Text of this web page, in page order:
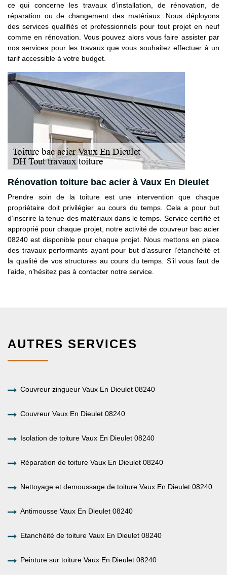
ce qui concerne les travaux d’installation, de rénovation, de
réparation ou de changement des matériaux. Nous déployons
des services qualifiés et professionnels pour tout projet en neuf
comme en rénovation. Vous pouvez alors vous faire assister par
nos services pour les travaux que vous souhaitez effectuer à un
tarif accessible à votre budget.
Rénovation toiture bac acier à Vaux En Dieulet
Prendre soin de la toiture est une intervention que chaque
propriétaire doit privilégier au cours du temps. Cela a pour but
d’inscrire la tenue des matériaux dans le temps. Service certifié et
approprié pour chaque projet, notre activité de couvreur bac acier
08240 est disponible pour chaque projet. Nous mettons en place
des travaux performants ayant pour but d’assurer l’étanchéité et
la qualité de vos structures au cours du temps. S’il vous faut de
l’aide, n’hésitez pas à contacter notre service.
AUTRES SERVICES
Couvreur zingueur Vaux En Dieulet 08240
Couvreur Vaux En Dieulet 08240
Isolation de toiture Vaux En Dieulet 08240
Réparation de toiture Vaux En Dieulet 08240
Nettoyage et demoussage de toiture Vaux En Dieulet 08240
Antimousse Vaux En Dieulet 08240
Etanchéité de toiture Vaux En Dieulet 08240
Peinture sur toiture Vaux En Dieulet 08240